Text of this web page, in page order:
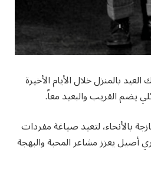
بالمنزل خلال الأيام الأخيرة
يضم القريب والبعيد معاً.
بالأنحاء، لتعيد صياغة مفردات
أصيل يعزز مشاعر المحبة والبهجة